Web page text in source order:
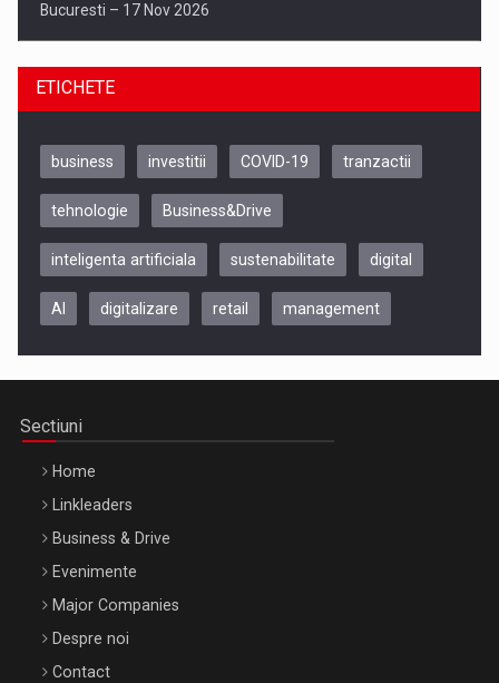
Bucuresti – 17 Nov 2026
Be Inspired. Make it Happen!, CLUJ, 9 Decembrie
Be Inspired. Make it Happen!, ARTEMIS LETO, ORADEA, 8
Octombrie
ETICHETE
business investitii COVID-19 tranzactii
tehnologie Business&Drive
inteligenta artificiala sustenabilitate digital
AI digitalizare retail management
Sectiuni
Home
Linkleaders
Business & Drive
Evenimente
Major Companies
Despre noi
Contact